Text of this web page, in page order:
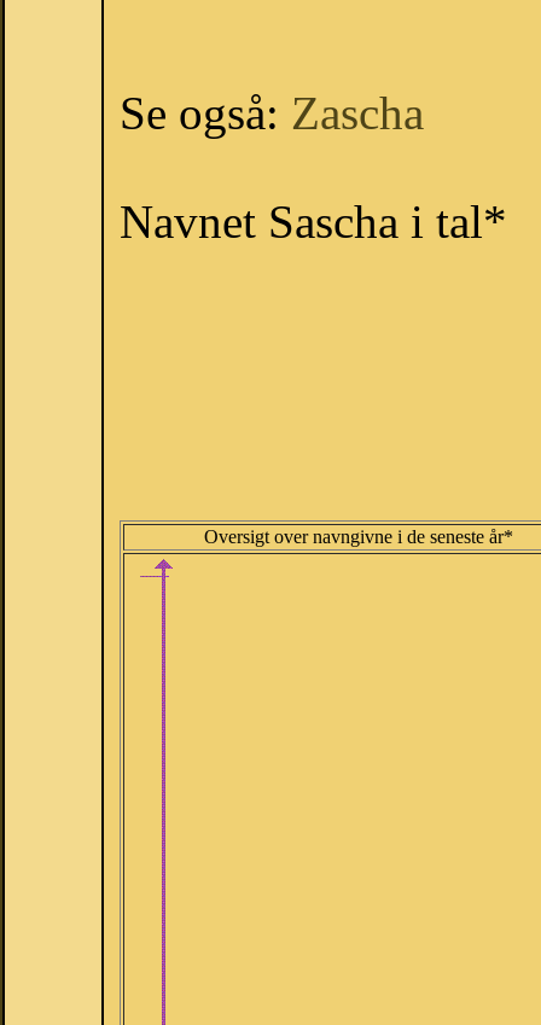
Se også: Zascha
Navnet Sascha i tal*
Oversigt over navngivne i de seneste år*